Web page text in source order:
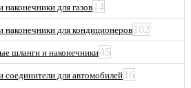
для газов 14
наконечники для кондиционеров 102
шланги и наконечники45
соединители для автомобилей 16